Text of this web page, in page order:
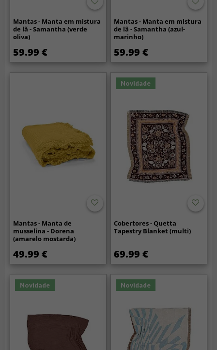
Mantas - Manta em mistura
de lã - Samantha (verde
oliva)
59.99 €
Mantas - Manta em mistura
de lã - Samantha (azul-
marinho)
59.99 €
Mantas - Manta de
musselina - Dorena
(amarelo mostarda)
49.99 €
Novidade
Cobertores - Quetta
Tapestry Blanket (multi)
69.99 €
Novidade Novidade